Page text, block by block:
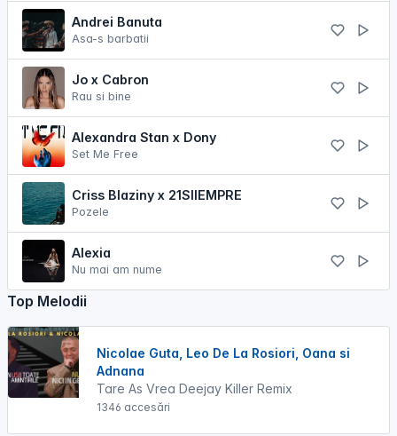
Andrei Banuta
Asa-s barbatii
Jo x Cabron
Rau si bine
Alexandra Stan x Dony
Set Me Free
Criss Blaziny x 21SIIEMPRE
Pozele
Alexia
Nu mai am nume
Top Melodii
Nicolae Guta, Leo De La Rosiori, Oana si
Adnana
Tare As Vrea Deejay Killer Remix
1346 accesări